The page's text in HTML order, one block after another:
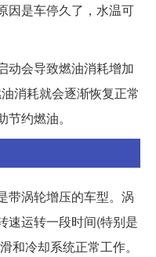
因是车停久了，水温可
动会导致燃油消耗增加
消耗就会逐渐恢复正常
约燃油。
带涡轮增压的车型。涡
速运转一段时间(特别是
和冷却系统正常工作。